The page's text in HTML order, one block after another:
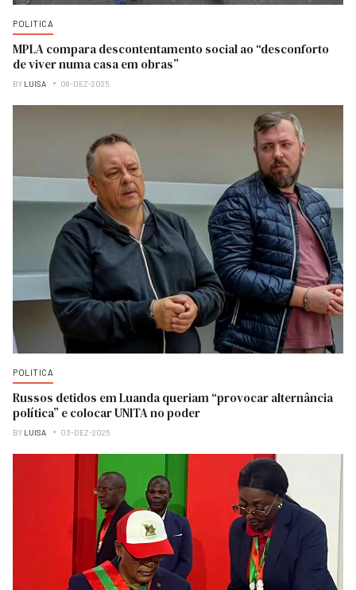
POLITICA
MPLA compara descontentamento social ao “desconforto
de viver numa casa em obras”
BY LUISA 08-DEZ-2025
POLITICA
Russos detidos em Luanda queriam “provocar alternância
política” e colocar UNITA no poder
BY LUISA 03-DEZ-2025